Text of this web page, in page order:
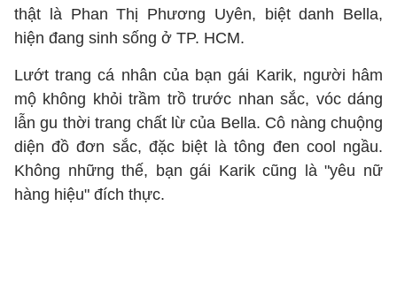
thật là Phan Thị Phương Uyên, biệt danh Bella,
hiện đang sinh sống ở TP. HCM.
Lướt trang cá nhân của bạn gái Karik, người hâm
mộ không khỏi trầm trồ trước nhan sắc, vóc dáng
lẫn gu thời trang chất lừ của Bella. Cô nàng chuộng
diện đồ đơn sắc, đặc biệt là tông đen cool ngầu.
Không những thế, bạn gái Karik cũng là "yêu nữ
hàng hiệu" đích thực.